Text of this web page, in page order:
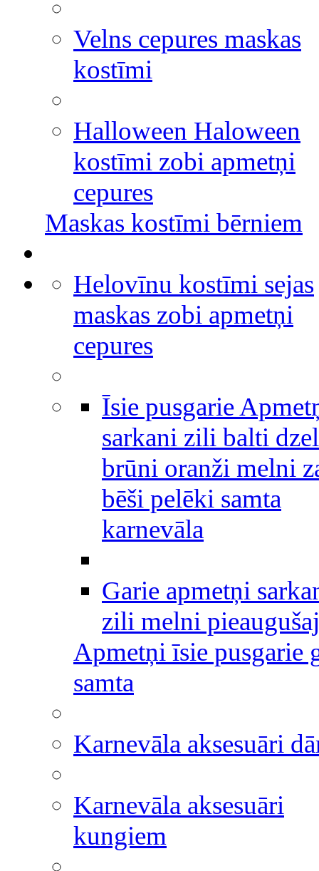
Velns cepures maskas
kostīmi
Halloween Haloween
kostīmi zobi apmetņi
cepures
Maskas kostīmi bērniem
Helovīnu kostīmi sejas
maskas zobi apmetņi
cepures
Īsie pusgarie
sarkani zili balti
brūni oranži melni
bēši pelēki samta
karnevāla
Garie apmetņi
zili melni
Apmetņi īsie pusgarie
samta
Karnevāla aksesuāri
Karnevāla aksesuāri
kungiem